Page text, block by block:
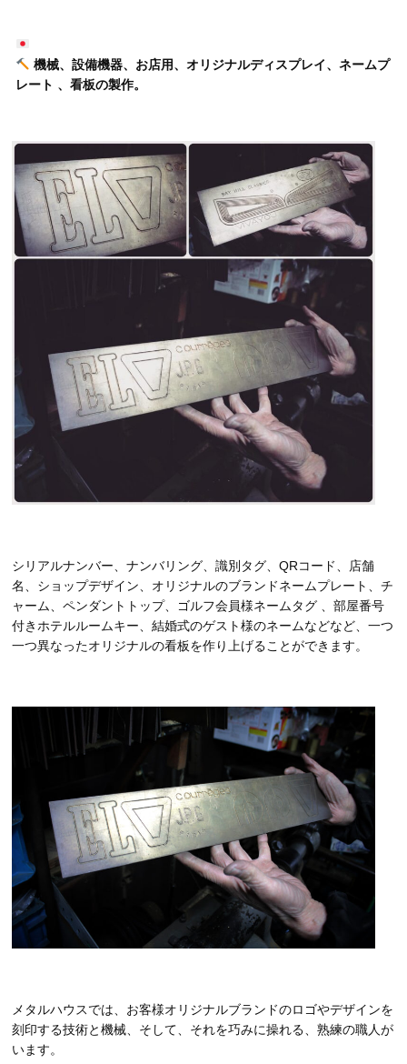
機械、設備機器、お店用、オリジナルディスプレイ、ネームプ
レート 、看板の製作。
シリアルナンバー、ナンバリング、識別タグ、QRコード、店舗
名、ショップデザイン、オリジナルのブランドネームプレート、チ
ャーム、ペンダントトップ、ゴルフ会員様ネームタグ 、部屋番号
付きホテルルームキー、結婚式のゲスト様のネームなどなど、一つ
一つ異なったオリジナルの看板を作り上げることができます。
メタルハウスでは、お客様オリジナルブランドのロゴやデザインを
刻印する技術と機械、そして、それを巧みに操れる、熟練の職人が
います。